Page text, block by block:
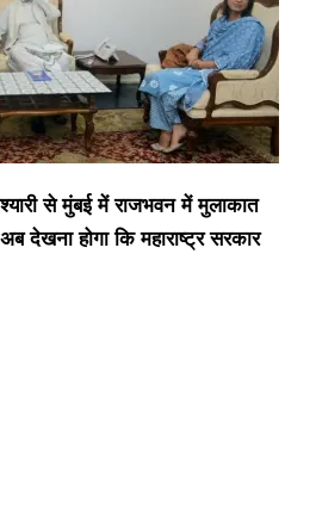
से मुंबई में राजभवन में मुलाकात
होगा कि महाराष्ट्र सरकार